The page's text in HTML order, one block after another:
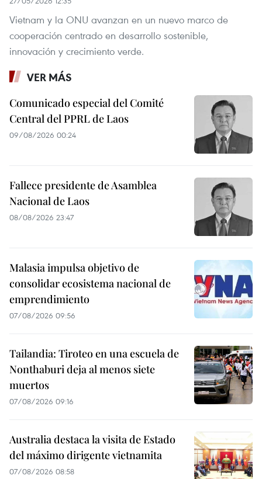
Vietnam y la ONU avanzan en un nuevo marco de
cooperación centrado en desarrollo sostenible,
innovación y crecimiento verde.
VER MÁS
Comunicado especial del Comité
Central del PPRL de Laos
09/08/2026 00:24
Fallece presidente de Asamblea
Nacional de Laos
08/08/2026 23:47
Malasia impulsa objetivo de
consolidar ecosistema nacional de
emprendimiento
07/08/2026 09:56
Tailandia: Tiroteo en una escuela de
Nonthaburi deja al menos siete
muertos
07/08/2026 09:16
Australia destaca la visita de Estado
del máximo dirigente vietnamita
07/08/2026 08:58